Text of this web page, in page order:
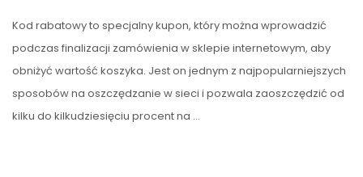
Kod rabatowy to specjalny kupon, który można wprowadzić
podczas finalizacji zamówienia w sklepie internetowym, aby
obniżyć wartość koszyka. Jest on jednym z najpopularniejszych
sposobów na oszczędzanie w sieci i pozwala zaoszczędzić od
kilku do kilkudziesięciu procent na …